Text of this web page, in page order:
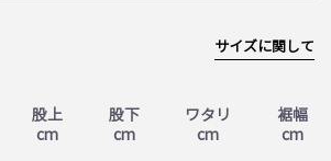
股上
cm
股下
cm
ワタリ
cm
裾幅
cm
サイズに関して